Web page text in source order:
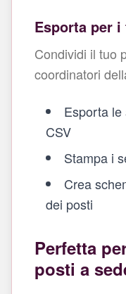
Esporta per
Condividi il tuo
coordinatori
Esporta le
CSV
Stampa i
Crea
dei posti
Perfetta
posti a